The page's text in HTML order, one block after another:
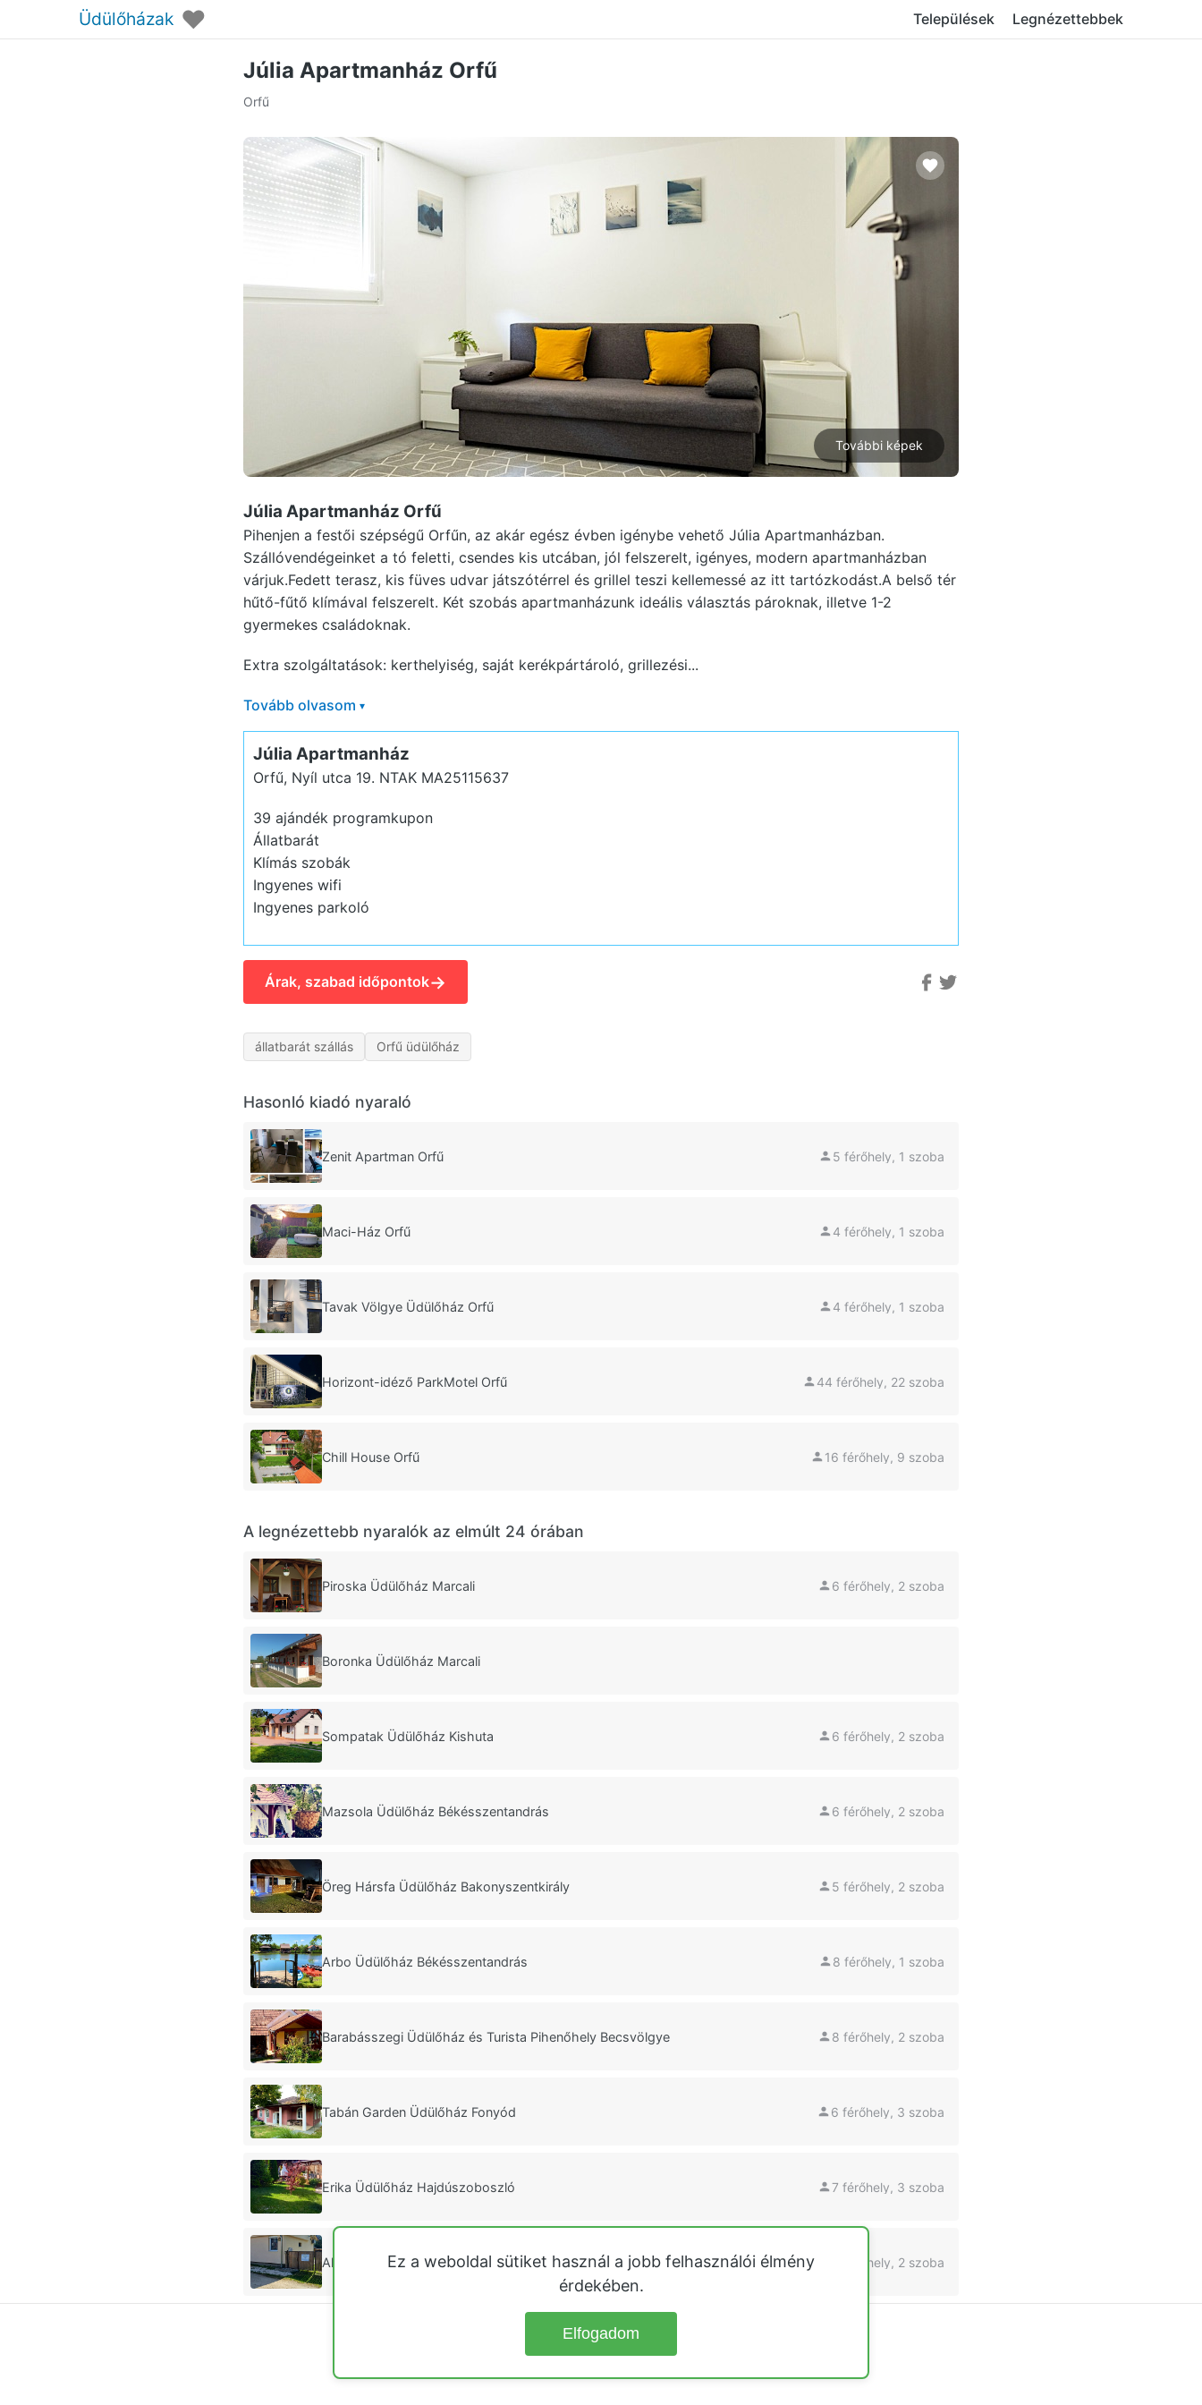
Üdülőházak ♥ Települések Legnézettebbek
Júlia Apartmanház Orfű
Orfű
További képek
Júlia Apartmanház Orfű
Pihenjen a festői szépségű Orfűn, az akár egész évben igénybe vehető Júlia Apartmanházban.
Szállóvendégeinket a tó feletti, csendes kis utcában, jól felszerelt, igényes, modern apartmanházban
várjuk.Fedett terasz, kis füves udvar játszótérrel és grillel teszi kellemessé az itt tartózkodást.A belső tér
hűtő-fűtő klímával felszerelt. Két szobás apartmanházunk ideális választás pároknak, illetve 1-2
gyermekes családoknak.
Extra szolgáltatások: kerthelyiség, saját kerékpártároló, grillezési...
Tovább olvasom ▾
Júlia Apartmanház
Orfű, Nyíl utca 19. NTAK MA25115637
39 ajándék programkupon
Állatbarát
Klímás szobák
Ingyenes wifi
Ingyenes parkoló
Árak, szabad időpontok→
állatbarát szállás Orfű üdülőház
Hasonló kiadó nyaraló
Zenit Apartman Orfű 5 férőhely, 1 szoba
Maci-Ház Orfű 4 férőhely, 1 szoba
Tavak Völgye Üdülőház Orfű 4 férőhely, 1 szoba
Horizont-idéző ParkMotel Orfű 44 férőhely, 22 szoba
Chill House Orfű 16 férőhely, 9 szoba
A legnézettebb nyaralók az elmúlt 24 órában
Piroska Üdülőház Marcali 6 férőhely, 2 szoba
Boronka Üdülőház Marcali
Sompatak Üdülőház Kishuta 6 férőhely, 2 szoba
Mazsola Üdülőház Békésszentandrás 6 férőhely, 2 szoba
Öreg Hársfa Üdülőház Bakonyszentkirály 5 férőhely, 2 szoba
Arbo Üdülőház Békésszentandrás 8 férőhely, 1 szoba
Barabásszegi Üdülőház és Turista Pihenőhely Becsvölgye 8 férőhely, 2 szoba
Tabán Garden Üdülőház Fonyód 6 férőhely, 3 szoba
Erika Üdülőház Hajdúszoboszló 7 férőhely, 3 szoba
Akác Kuckò Hosszúpereszteg 4 férőhely, 2 szoba
Ez a weboldal sütiket használ a jobb felhasználói élmény
érdekében.
Elfogadom